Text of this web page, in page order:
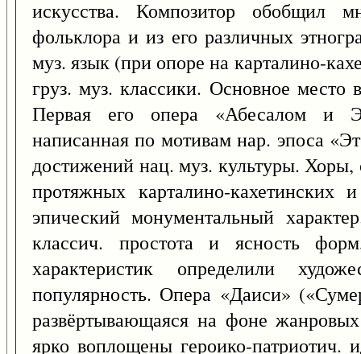
искусства. Композитор обобщил
фольклора и из его различных
муз. язык (при опоре на карталино-
груз. муз. классики. Основное
Первая его опера «Абесалом и
написанная по мотивам нар. эпоса
достижений нац. муз. культуры. Хоры,
протяжных карталино-
эпический монументальный
классич. простота и ясность
характеристик определили
популярность. Опера «Даиси»
развёртывающаяся на фоне
ярко воплощены героико-